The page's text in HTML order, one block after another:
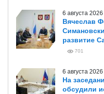
6 августа 2026
Вячеслав
развитие
701
6 августа 2026
На
обсудили